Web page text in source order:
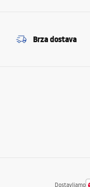
Brza dostava
Dostavljamo